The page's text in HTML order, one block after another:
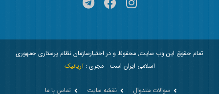
تمام حقوق این وب سایت, محفوظ و در اختیارسازمان نظام پرستاری جمهوری
اسلامی ایران است
مجری :آریانیک
سوالات متدوال نقشه سایت تماس با ما